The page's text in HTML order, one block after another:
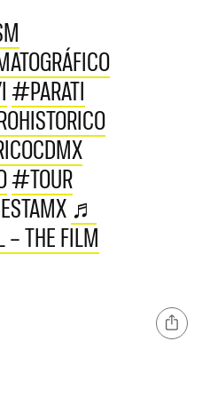
#PARATI
#TOUR
♬
– THE FILM